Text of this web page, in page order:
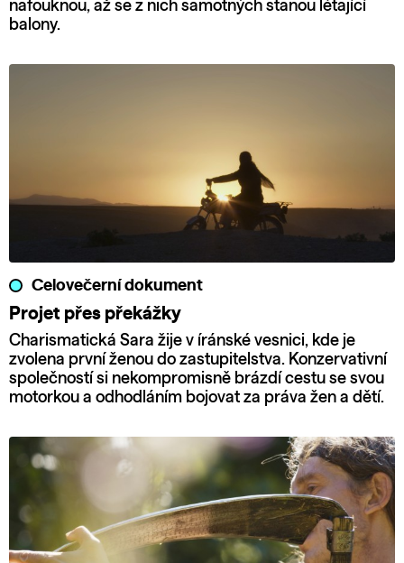
nafouknou, až se z nich samotných stanou létající
balony.
Celovečerní dokument
Projet přes překážky
Charismatická Sara žije v íránské vesnici, kde je
zvolena první ženou do zastupitelstva. Konzervativní
společností si nekompromisně brázdí cestu se svou
motorkou a odhodláním bojovat za práva žen a dětí.